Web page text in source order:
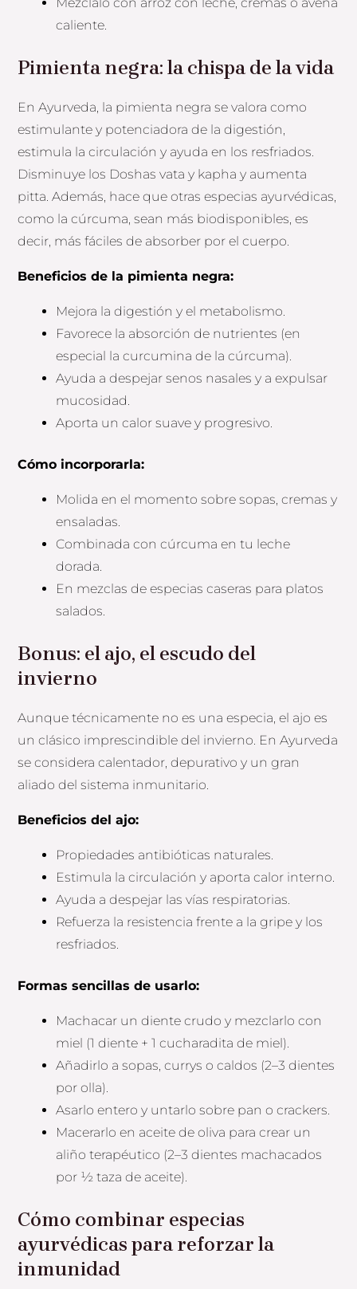
caliente.
Pimienta negra: la chispa de la vida
En Ayurveda, la pimienta negra se valora como
estimulante y potenciadora de la digestión,
estimula la circulación y ayuda en los resfriados.
Disminuye los Doshas vata y kapha y aumenta
pitta. Además, hace que otras especias ayurvédicas,
como la cúrcuma, sean más biodisponibles, es
decir, más fáciles de absorber por el cuerpo.
Beneficios de la pimienta negra:
Mejora la digestión y el metabolismo.
Favorece la absorción de nutrientes (en
especial la curcumina de la cúrcuma).
Ayuda a despejar senos nasales y a expulsar
mucosidad.
Aporta un calor suave y progresivo.
Cómo incorporarla:
Molida en el momento sobre sopas, cremas y
ensaladas.
Combinada con cúrcuma en tu leche
dorada.
En mezclas de especias caseras para platos
salados.
Bonus: el ajo, el escudo del
invierno
Aunque técnicamente no es una especia, el ajo es
un clásico imprescindible del invierno. En Ayurveda
se considera calentador, depurativo y un gran
aliado del sistema inmunitario.
Beneficios del ajo:
Propiedades antibióticas naturales.
Estimula la circulación y aporta calor interno.
Ayuda a despejar las vías respiratorias.
Refuerza la resistencia frente a la gripe y los
resfriados.
Formas sencillas de usarlo:
Machacar un diente crudo y mezclarlo con
miel (1 diente + 1 cucharadita de miel).
Añadirlo a sopas, currys o caldos (2–3 dientes
por olla).
Asarlo entero y untarlo sobre pan o crackers.
Macerarlo en aceite de oliva para crear un
aliño terapéutico (2–3 dientes machacados
por ½ taza de aceite).
Cómo combinar especias
ayurvédicas para reforzar la
inmunidad